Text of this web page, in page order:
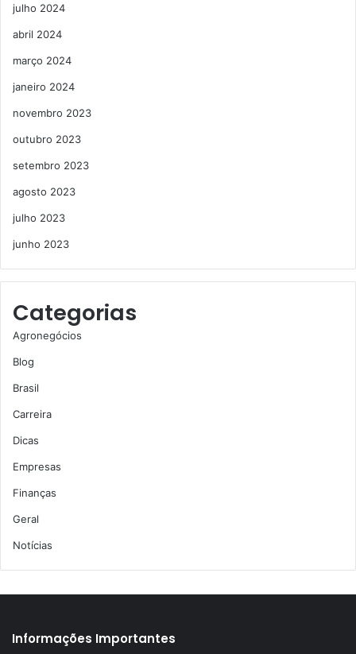
julho 2024
abril 2024
março 2024
janeiro 2024
novembro 2023
outubro 2023
setembro 2023
agosto 2023
julho 2023
junho 2023
Categorias
Agronegócios
Blog
Brasil
Carreira
Dicas
Empresas
Finanças
Geral
Notícias
Informações Importantes